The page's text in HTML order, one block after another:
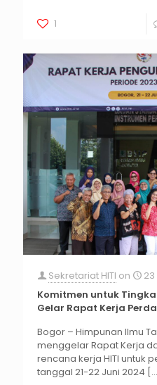
1
Sekretariat HITI on
Komitmen untuk
Gelar Rapat Kerja
Bogor – Himpunan Ilmu
menggelar Rapat Kerja
rencana kerja HITI untuk
tanggal 21-22 Juni 2024